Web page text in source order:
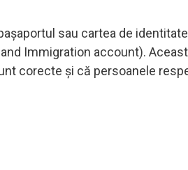
sau cartea de
and Immigration account).
corecte și că persoanele